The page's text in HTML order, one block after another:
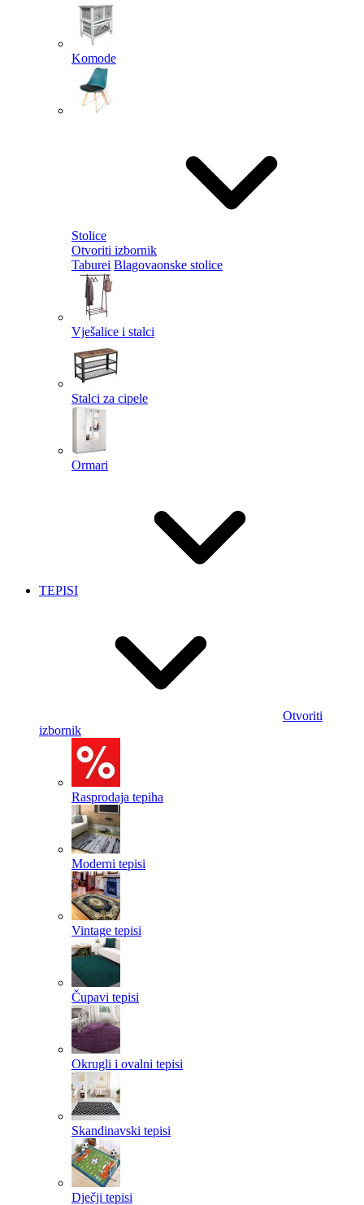
Komode
Stolice
Otvoriti izbornik
Taburei Blagovaonske stolice
Vješalice i stalci
Stalci za cipele
Ormari
TEPISI
Otvoriti
izbornik
Rasprodaja tepiha
Moderni tepisi
Vintage tepisi
Čupavi tepisi
Okrugli i ovalni tepisi
Skandinavski tepisi
Dječji tepisi